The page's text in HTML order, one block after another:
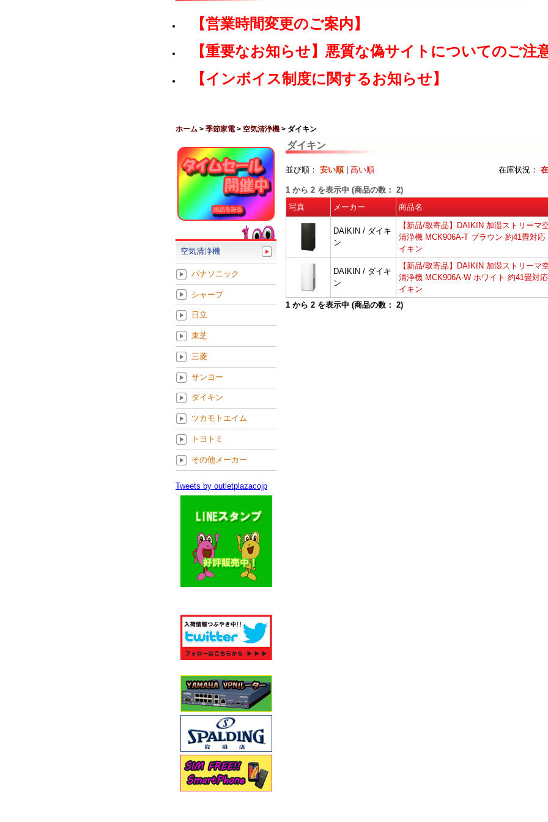
【営業時間変更のご案内】
【重要なお知らせ】悪質な偽サイトについてのご注
【インボイス制度に関するお知らせ】
ホーム > 季節家電 > 空気清浄機 > ダイキン
ダイキン
並び順： 安い順| 高い順 在庫状況：
1 から 2 を表示中 (商品の数： 2)
写真
メーカー 商品名
DAIKIN / ダイキ
ン
【新品/取寄品】DAIKIN 加湿ストリーマ
清浄機 MCK906A-T ブラウン 約41畳対応
イキン
DAIKIN / ダイキ
ン
【新品/取寄品】DAIKIN 加湿ストリーマ
清浄機 MCK906A-W ホワイト 約41畳対
イキン
1 から 2 を表示中 (商品の数： 2)
空気清浄機
パナソニック
シャープ
日立
東芝
三菱
サンヨー
ダイキン
ツカモトエイム
トヨトミ
その他メーカー
Tweets by outletplazacojp